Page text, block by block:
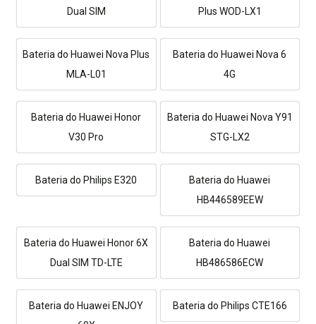
Dual SIM
Plus WOD-LX1
Bateria do Huawei Nova Plus
MLA-L01
Bateria do Huawei Nova 6
4G
Bateria do Huawei Honor
V30 Pro
Bateria do Huawei Nova Y91
STG-LX2
Bateria do Philips E320
Bateria do Huawei
HB446589EEW
Bateria do Huawei Honor 6X
Dual SIM TD-LTE
Bateria do Huawei
HB486586ECW
Bateria do Huawei ENJOY
Bateria do Philips CTE166